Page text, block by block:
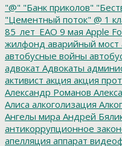
"@" "Банк приколов"
"Цементный поток" @ 1
85_лет_ЕАО 9 мая Apple
жилфонд аварийный мост
автобусные войны
адвокат Адвокаты
активист акция акция
Александр Романов
Алиса алкоголизация
Ангелы мира Андрей
антикоррупционное
апелляция аппарат